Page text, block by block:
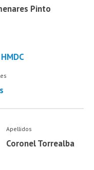
Pinto
Apellidos
Coronel Torrealba